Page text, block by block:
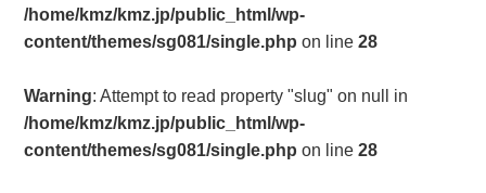
/home/kmz/kmz.jp/public_html/wp-
content/themes/sg081/single.php on line28
Warning: Attempt to read property "slug" on null in
/home/kmz/kmz.jp/public_html/wp-
content/themes/sg081/single.php on line28